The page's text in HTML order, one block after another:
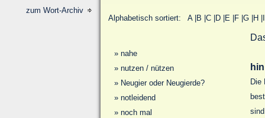
zum Wort-Archiv
Alphabetisch sortiert: A| B C| D| E| F| G| H
» nahe
» nutzen / nützen
» Neugier oder Neugierde?
» notleidend
» noch mal
Die